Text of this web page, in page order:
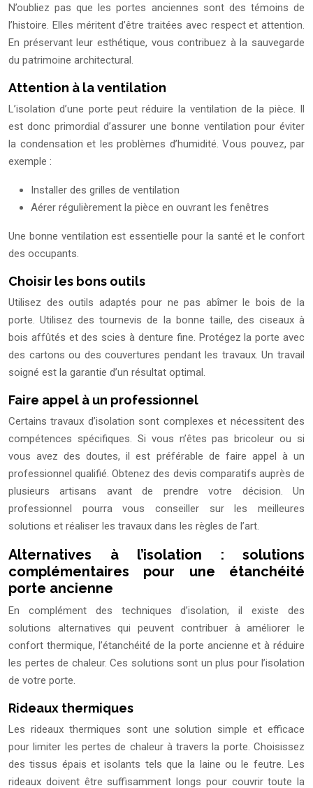
N’oubliez pas que les portes anciennes sont des témoins de
l’histoire. Elles méritent d’être traitées avec respect et attention.
En préservant leur esthétique, vous contribuez à la sauvegarde
du patrimoine architectural.
Attention à la ventilation
L’isolation d’une porte peut réduire la ventilation de la pièce. Il
est donc primordial d’assurer une bonne ventilation pour éviter
la condensation et les problèmes d’humidité. Vous pouvez, par
exemple :
Installer des grilles de ventilation
Aérer régulièrement la pièce en ouvrant les fenêtres
Une bonne ventilation est essentielle pour la santé et le confort
des occupants.
Choisir les bons outils
Utilisez des outils adaptés pour ne pas abîmer le bois de la
porte. Utilisez des tournevis de la bonne taille, des ciseaux à
bois affûtés et des scies à denture fine. Protégez la porte avec
des cartons ou des couvertures pendant les travaux. Un travail
soigné est la garantie d’un résultat optimal.
Faire appel à un professionnel
Certains travaux d’isolation sont complexes et nécessitent des
compétences spécifiques. Si vous n’êtes pas bricoleur ou si
vous avez des doutes, il est préférable de faire appel à un
professionnel qualifié. Obtenez des devis comparatifs auprès de
plusieurs artisans avant de prendre votre décision. Un
professionnel pourra vous conseiller sur les meilleures
solutions et réaliser les travaux dans les règles de l’art.
Alternatives à l’isolation : solutions
complémentaires pour une étanchéité
porte ancienne
En complément des techniques d’isolation, il existe des
solutions alternatives qui peuvent contribuer à améliorer le
confort thermique, l’étanchéité de la porte ancienne et à réduire
les pertes de chaleur. Ces solutions sont un plus pour l’isolation
de votre porte.
Rideaux thermiques
Les rideaux thermiques sont une solution simple et efficace
pour limiter les pertes de chaleur à travers la porte. Choisissez
des tissus épais et isolants tels que la laine ou le feutre. Les
rideaux doivent être suffisamment longs pour couvrir toute la